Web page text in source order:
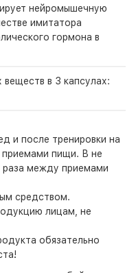
нейромышечную
имитатора
гормона в
веществ в 3 капсулах:
и после тренировки на
пищи. В не
раза между приемами
средством.
лицам, не
обязательно